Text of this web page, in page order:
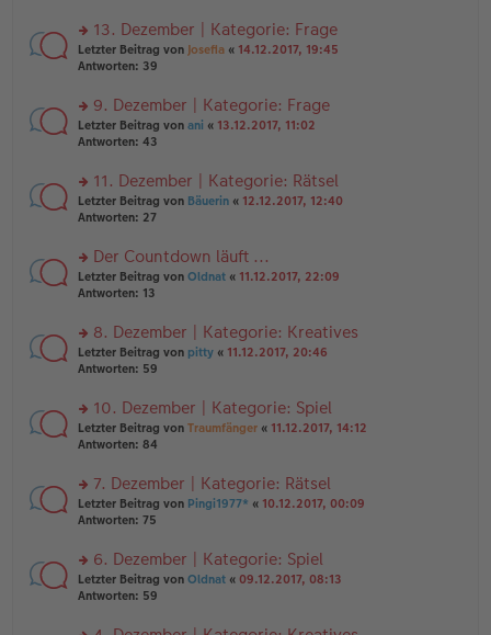
tr
a
g
e
n
er
tr
a
g
n
g
el
e
n
er
tr
a
g
rs
te
n
g
el
e
n
er
tr
a
g
13. Dezember | Kategorie: Frage
Letzter Beitrag von Josefia « 14.12.2017, 19:45
Antworten: 39
rs
te
n
g
el
e
n
er
tr
a
g
9. Dezember | Kategorie: Frage
Letzter Beitrag von ani « 13.12.2017, 11:02
Antworten: 43
rs
te
n
g
el
e
n
er
tr
a
g
11. Dezember | Kategorie: Rätsel
Letzter Beitrag von Bäuerin « 12.12.2017, 12:40
Antworten: 27
rs
te
n
g
el
e
n
er
tr
a
g
Der Countdown läuft ...
Letzter Beitrag von Oldnat « 11.12.2017, 22:09
Antworten: 13
rs
te
n
g
el
e
n
er
tr
a
g
8. Dezember | Kategorie: Kreatives
Letzter Beitrag von pitty « 11.12.2017, 20:46
Antworten: 59
rs
te
n
g
el
e
n
er
10. Dezember | Kategorie: Spiel
Letzter Beitrag von Traumfänger « 11.12.2017, 14:12
Antworten: 84
rs
te
n
g
el
7. Dezember | Kategorie: Rätsel
Letzter Beitrag von Pingi1977* « 10.12.2017, 00:09
Antworten: 75
rs
te
6. Dezember | Kategorie: Spiel
Letzter Beitrag von Oldnat « 09.12.2017, 08:13
Antworten: 59